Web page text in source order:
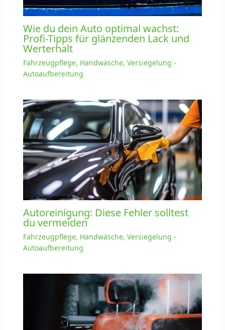
Wie du dein Auto optimal wachst:
Profi-Tipps für glänzenden Lack und
Werterhalt
Fahrzeugpflege, Handwäsche, Versiegelung -
Autoaufbereitung
Autoreinigung: Diese Fehler solltest
du vermeiden
Fahrzeugpflege, Handwäsche, Versiegelung -
Autoaufbereitung